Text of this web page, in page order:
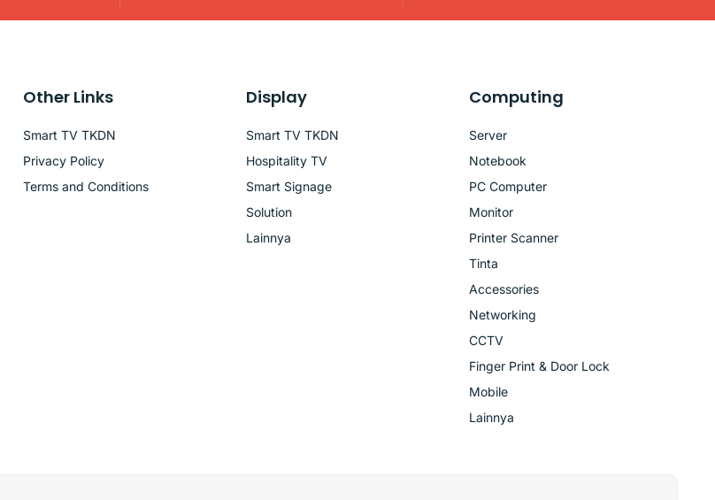
Other Links
Smart TV TKDN
Privacy Policy
Terms and Conditions
Display
Smart TV TKDN
Hospitality TV
Smart Signage
Solution
Lainnya
Computing
Server
Notebook
PC Computer
Monitor
Printer Scanner
Tinta
Accessories
Networking
CCTV
Finger Print & Door Lock
Mobile
Lainnya